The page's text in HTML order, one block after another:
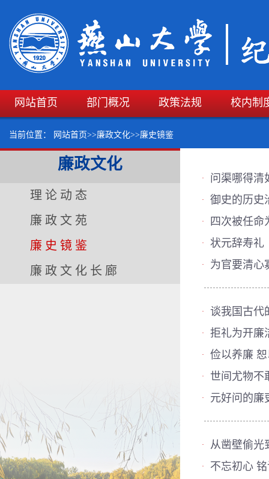
网站首页 部门概况 政策法规 校内制
当前位置： 网站首页>>廉政文化>>廉史镜鉴
廉政文化
理论动态
廉政文苑
廉史镜鉴
廉政文化长廊
· 问渠哪得清
· 御史的历史
· 四次被任命
· 状元辞寿礼
· 为官要清心
· 谈我国古代
· 拒礼为开廉
· 俭以养廉
· 世间尤物不
· 元好问的廉
· 从凿壁偷光
· 不忘初心